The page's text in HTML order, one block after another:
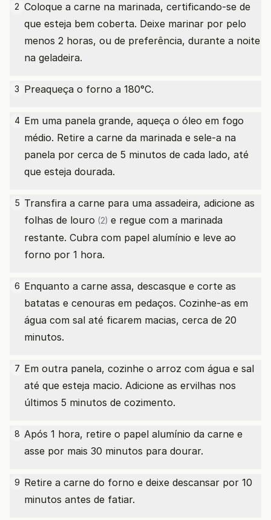
2 Coloque a carne na marinada, certificando-se de
que esteja bem coberta. Deixe marinar por pelo
menos 2 horas, ou de preferência, durante a noite
na geladeira.
3 Preaqueça o forno a 180°C.
4 Em uma panela grande, aqueça o óleo em fogo
médio. Retire a carne da marinada e sele-a na
panela por cerca de 5 minutos de cada lado, até
que esteja dourada.
5 Transfira a carne para uma assadeira, adicione as
folhas de louro (2) e regue com a marinada
restante. Cubra com papel alumínio e leve ao
forno por 1 hora.
6 Enquanto a carne assa, descasque e corte as
batatas e cenouras em pedaços. Cozinhe-as em
água com sal até ficarem macias, cerca de 20
minutos.
7 Em outra panela, cozinhe o arroz com água e sal
até que esteja macio. Adicione as ervilhas nos
últimos 5 minutos de cozimento.
8 Após 1 hora, retire o papel alumínio da carne e
asse por mais 30 minutos para dourar.
9 Retire a carne do forno e deixe descansar por 10
minutos antes de fatiar.